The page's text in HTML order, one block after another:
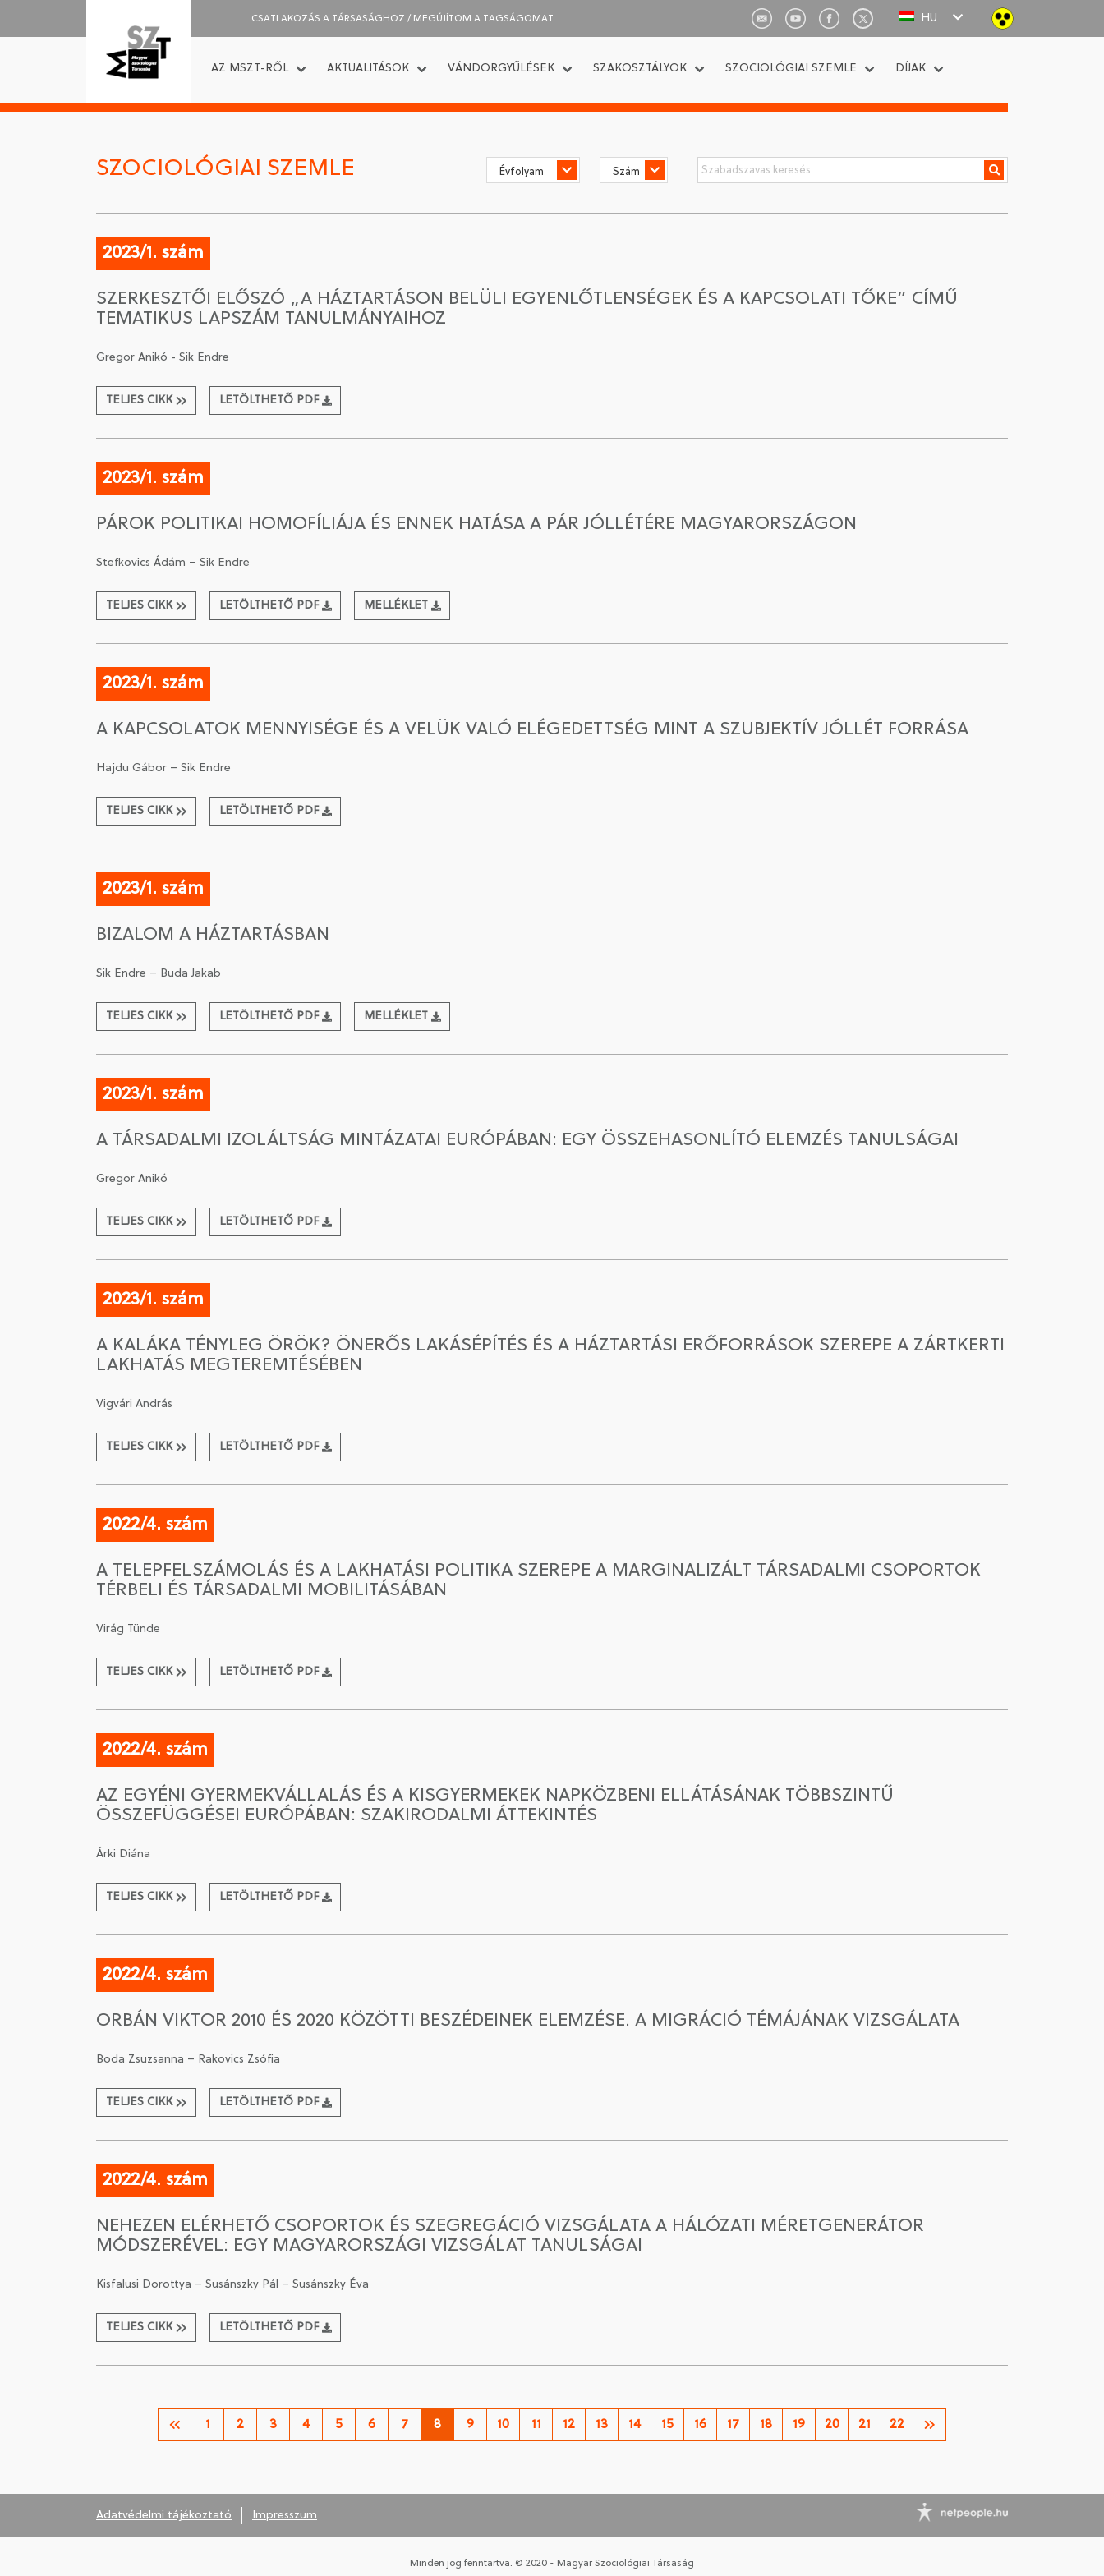
CSATLAKOZÁS A TÁRSASÁGHOZ / MEGÚJÍTOM A TAGSÁGOMAT HU
AZ MSZT-RŐL AKTUALITÁSOK VÁNDORGYŰLÉSEK SZAKOSZTÁLYOK SZOCIOLÓGIAI SZEMLE DÍJAK
SZOCIOLÓGIAI SZEMLE
2023/1. szám
SZERKESZTŐI ELŐSZÓ „A HÁZTARTÁSON BELÜLI EGYENLŐTLENSÉGEK ÉS A KAPCSOLATI TŐKE” CÍMŰ
TEMATIKUS LAPSZÁM TANULMÁNYAIHOZ
Gregor Anikó - Sik Endre
TELJES CIKK LETÖLTHETŐ PDF
2023/1. szám
PÁROK POLITIKAI HOMOFÍLIÁJA ÉS ENNEK HATÁSA A PÁR JÓLLÉTÉRE MAGYARORSZÁGON
Stefkovics Ádám – Sik Endre
TELJES CIKK LETÖLTHETŐ PDF MELLÉKLET
2023/1. szám
A KAPCSOLATOK MENNYISÉGE ÉS A VELÜK VALÓ ELÉGEDETTSÉG MINT A SZUBJEKTÍV JÓLLÉT FORRÁSA
Hajdu Gábor – Sik Endre
TELJES CIKK LETÖLTHETŐ PDF
2023/1. szám
BIZALOM A HÁZTARTÁSBAN
Sik Endre – Buda Jakab
TELJES CIKK LETÖLTHETŐ PDF MELLÉKLET
2023/1. szám
A TÁRSADALMI IZOLÁLTSÁG MINTÁZATAI EURÓPÁBAN: EGY ÖSSZEHASONLÍTÓ ELEMZÉS TANULSÁGAI
Gregor Anikó
TELJES CIKK LETÖLTHETŐ PDF
2023/1. szám
A KALÁKA TÉNYLEG ÖRÖK? ÖNERŐS LAKÁSÉPÍTÉS ÉS A HÁZTARTÁSI ERŐFORRÁSOK SZEREPE A ZÁRTKERTI
LAKHATÁS MEGTEREMTÉSÉBEN
Vigvári András
TELJES CIKK LETÖLTHETŐ PDF
2022/4. szám
A TELEPFELSZÁMOLÁS ÉS A LAKHATÁSI POLITIKA SZEREPE A MARGINALIZÁLT TÁRSADALMI CSOPORTOK
TÉRBELI ÉS TÁRSADALMI MOBILITÁSÁBAN
Virág Tünde
TELJES CIKK LETÖLTHETŐ PDF
2022/4. szám
AZ EGYÉNI GYERMEKVÁLLALÁS ÉS A KISGYERMEKEK NAPKÖZBENI ELLÁTÁSÁNAK TÖBBSZINTŰ
ÖSSZEFÜGGÉSEI EURÓPÁBAN: SZAKIRODALMI ÁTTEKINTÉS
Árki Diána
TELJES CIKK LETÖLTHETŐ PDF
2022/4. szám
ORBÁN VIKTOR 2010 ÉS 2020 KÖZÖTTI BESZÉDEINEK ELEMZÉSE. A MIGRÁCIÓ TÉMÁJÁNAK VIZSGÁLATA
Boda Zsuzsanna – Rakovics Zsófia
TELJES CIKK LETÖLTHETŐ PDF
2022/4. szám
NEHEZEN ELÉRHETŐ CSOPORTOK ÉS SZEGREGÁCIÓ VIZSGÁLATA A HÁLÓZATI MÉRETGENERÁTOR
MÓDSZERÉVEL: EGY MAGYARORSZÁGI VIZSGÁLAT TANULSÁGAI
Kisfalusi Dorottya – Susánszky Pál – Susánszky Éva
TELJES CIKK LETÖLTHETŐ PDF
1 2 3 4 5 6 7 8 9 10 11 12 13 14 15 16 17 18 19 20 21 22
Adatvédelmi tájékoztató Impresszum
Minden jog fenntartva. © 2020 - Magyar Szociológiai Társaság